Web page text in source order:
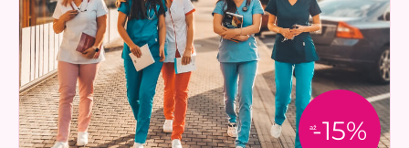
až-15%